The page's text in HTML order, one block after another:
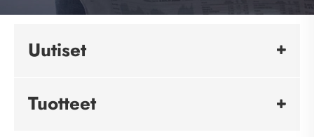
Uutiset
Tuotteet